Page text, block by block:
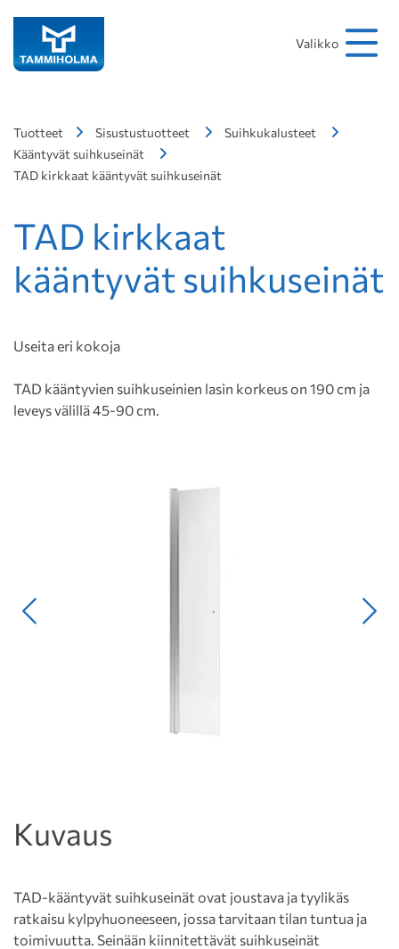
Valikko
Tuotteet Sisustustuotteet
Suihkukalusteet
Kääntyvät suihkuseinät
TAD kirkkaat kääntyvät suihkuseinät
TAD kirkkaat
kääntyvät suihkuseinät
Useita eri kokoja
TAD kääntyvien suihkuseinien lasin korkeus on 190 cm ja
leveys välillä 45-90 cm.
Edellinen
Kuvaus
TAD-kääntyvät suihkuseinät ovat joustava ja tyylikäs
ratkaisu kylpyhuoneeseen, jossa tarvitaan tilan tuntua ja
toimivuutta. Seinään kiinnitettävät suihkuseinät